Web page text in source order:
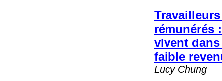
rémunérés
vivent
faible
Lucy Chung